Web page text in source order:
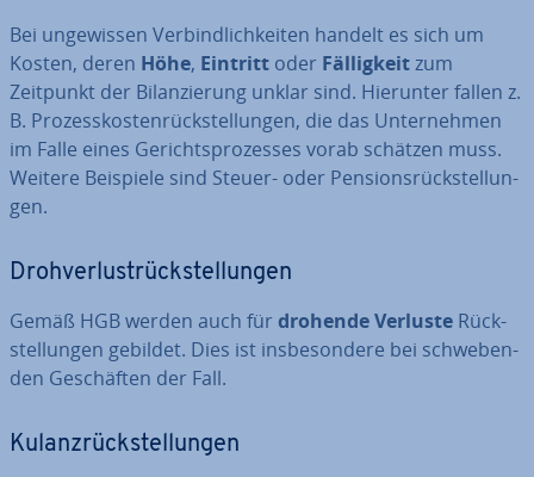
Bei un­ge­wis­sen Ver­bind­lich­kei­ten handelt es sich um
Kosten, deren Höhe, Eintritt oder Fäl­lig­keitzum
Zeitpunkt der Bi­lan­zie­rung unklar sind. Hierunter fallen z.
B. Pro­zess­kos­ten­rück­stel­lun­gen, die das Un­ter­neh­men
im Falle eines Ge­richts­pro­zes­ses vorab schätzen muss.
Weitere Beispiele sind Steuer- oder Pen­si­ons­rück­stel­lun­
gen.
Droh­ver­lust­rück­stel­lun­gen
Gemäß HGB werden auch für drohende Verluste Rück­
stel­lun­gen gebildet. Dies ist ins­be­son­de­re bei schwe­ben­
den Ge­schäf­ten der Fall.
Ku­lanz­rück­stel­lun­gen